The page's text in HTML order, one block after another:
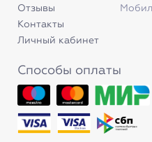
Отзывы
Контакты
Личный кабинет
Способы оплаты